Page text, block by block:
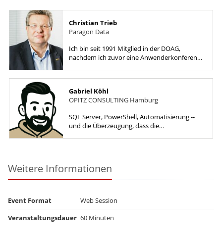
Christian Trieb
Paragon Data
Ich bin seit 1991 Mitglied in der DOAG,
nachdem ich zuvor eine Anwenderkonferenz
Gabriel Köhl
OPITZ CONSULTING Hamburg
SQL Server, PowerShell, Automatisierung --
und die Überzeugung, dass die
Weitere Informationen
Event Format
Web Session
Veranstaltungsdauer 60 Minuten